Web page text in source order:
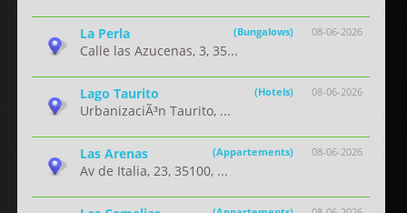
08-06-2026
La Perla (Bungalows)
Calle las Azucenas, 3, 35...
08-06-2026
Lago Taurito (Hotels)
UrbanizaciÃ³n Taurito, ...
08-06-2026
Las Arenas (Appartements)
Av de Italia, 23, 35100, ...